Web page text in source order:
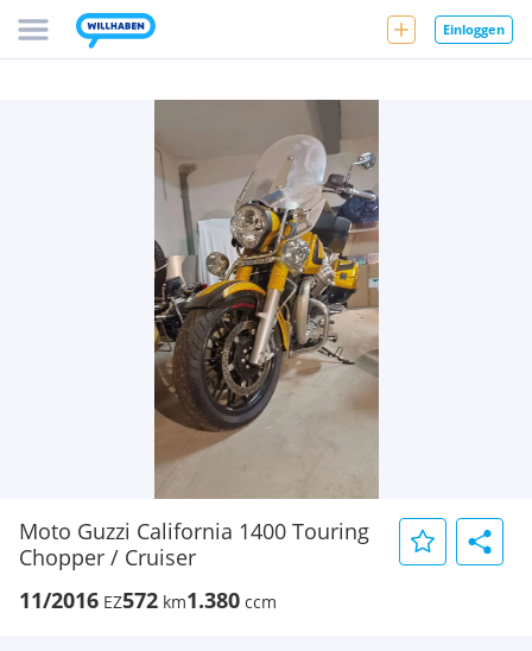
Einloggen
Moto Guzzi California 1400 Touring
Chopper / Cruiser
11/2016 EZ572 km1.380 ccm